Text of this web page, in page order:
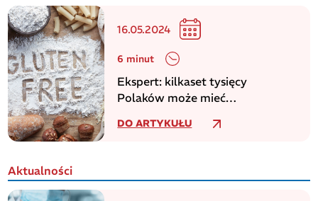
16.05.2024
6 minut
Ekspert: kilkaset tysięcy
Polaków może mieć
DO ARTYKUŁU
Aktualności